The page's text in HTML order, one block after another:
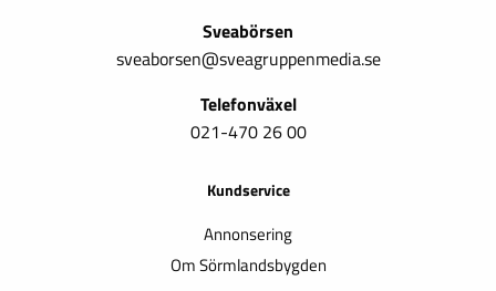
Sveabörsen
sveaborsen@sveagruppenmedia.se
Telefonväxel
021-470 26 00
Kundservice
Annonsering
Om Sörmlandsbygden